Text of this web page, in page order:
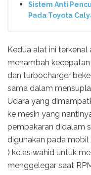
Sistem Anti
Pada Toyota
Kedua alat ini
menambah
dan turbocharger
sama dalam
Udara yang
ke mesin yang
pembakaran didalam
digunakan pada mobil
) kelas wahid untuk
menggelegar saat